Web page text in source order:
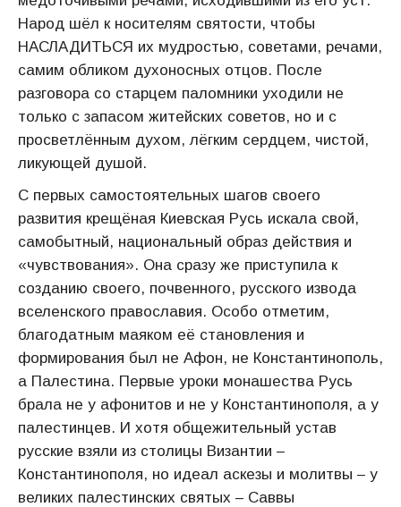
Народ шёл к носителям святости, чтобы
НАСЛАДИТЬСЯ их мудростью, советами, речами,
самим обликом духоносных отцов. После
разговора со старцем паломники уходили не
только с запасом житейских советов, но и с
просветлённым духом, лёгким сердцем, чистой,
ликующей душой.
С первых самостоятельных шагов своего
развития крещёная Киевская Русь искала свой,
самобытный, национальный образ действия и
«чувствования». Она сразу же приступила к
созданию своего, почвенного, русского извода
вселенского православия. Особо отметим,
благодатным маяком её становления и
формирования был не Афон, не Константинополь,
а Палестина. Первые уроки монашества Русь
брала не у афонитов и не у Константинополя, а у
палестинцев. И хотя общежительный устав
русские взяли из столицы Византии –
Константинополя, но идеал аскезы и молитвы – у
великих палестинских святых – Саввы